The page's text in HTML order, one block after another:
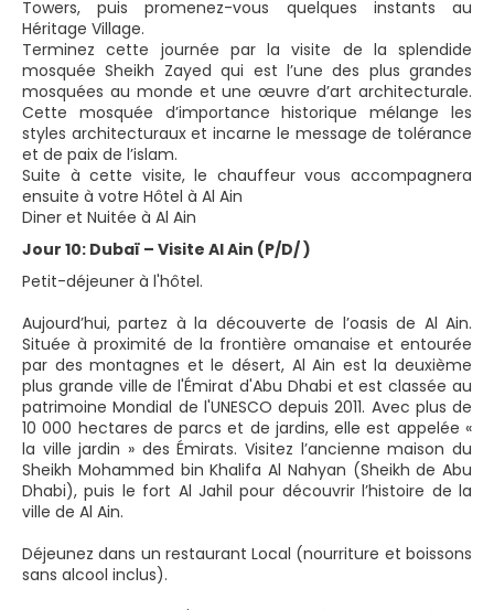
Towers, puis promenez-vous quelques instants au
Héritage Village.
Terminez cette journée par la visite de la splendide
mosquée Sheikh Zayed qui est l’une des plus grandes
mosquées au monde et une œuvre d’art architecturale.
Cette mosquée d’importance historique mélange les
styles architecturaux et incarne le message de tolérance
et de paix de l’islam.
Suite à cette visite, le chauffeur vous accompagnera
ensuite à votre Hôtel à Al Ain
Diner et Nuitée à Al Ain
Jour 10: Dubaï – Visite Al Ain (P/D/ )
Petit-déjeuner à l'hôtel.
Aujourd’hui, partez à la découverte de l’oasis de Al Ain.
Située à proximité de la frontière omanaise et entourée
par des montagnes et le désert, Al Ain est la deuxième
plus grande ville de l'Émirat d'Abu Dhabi et est classée au
patrimoine Mondial de l'UNESCO depuis 2011. Avec plus de
10 000 hectares de parcs et de jardins, elle est appelée «
la ville jardin » des Émirats. Visitez l’ancienne maison du
Sheikh Mohammed bin Khalifa Al Nahyan (Sheikh de Abu
Dhabi), puis le fort Al Jahil pour découvrir l’histoire de la
ville de Al Ain.
Déjeunez dans un restaurant Local (nourriture et boissons
sans alcool inclus).